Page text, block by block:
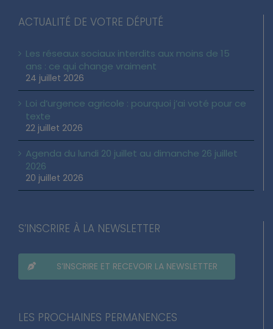
ACTUALITÉ DE VOTRE DÉPUTÉ
Les réseaux sociaux interdits aux moins de 15
ans : ce qui change vraiment
24 juillet 2026
Loi d’urgence agricole : pourquoi j’ai voté pour ce
texte
22 juillet 2026
Agenda du lundi 20 juillet au dimanche 26 juillet
2026
20 juillet 2026
S’INSCRIRE À LA NEWSLETTER
S’INSCRIRE ET RECEVOIR LA NEWSLETTER
LES PROCHAINES PERMANENCES